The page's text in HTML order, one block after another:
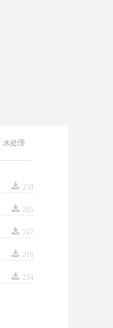
水处理
끂 258
끂 205
끂 247
끂 216
끂 234